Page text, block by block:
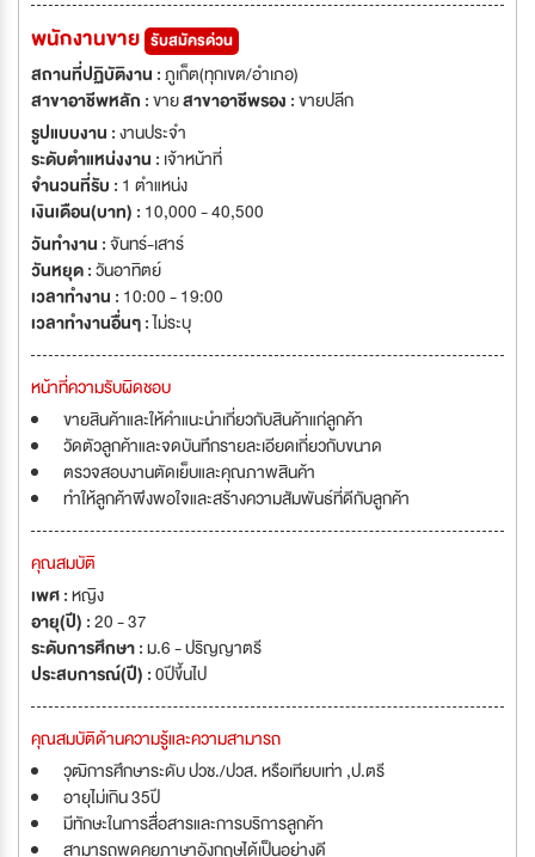
พนักงานขาย รับสมัครด่วน
สถานที่ปฏิบัติงาน :ภูเก็ต(ทุกเขต/อำเภอ)
สาขาอาชีพหลัก :ขายสาขาอาชีพรอง :ขายปลีก
รูปแบบงาน :งานประจำ
ระดับตำแหน่งงาน : เจ้าหน้าที่
จำนวนที่รับ : 1 ตำแหน่ง
เงินเดือน(บาท) : 10,000 - 40,500
วันทำงาน :จันทร์-เสาร์
วันหยุด :วันอาทิตย์
เวลาทำงาน : 10:00 - 19:00
เวลาทำงานอื่นๆ :ไม่ระบุ
หน้าที่ความรับผิดชอบ
ขายสินค้าและให้คำแนะนำเกี่ยวกับสินค้าแก่ลูกค้า
วัดตัวลูกค้าและจดบันทึกรายละเอียดเกี่ยวกับขนาด
ตรวจสอบงานตัดเย็บและคุณภาพสินค้า
ทำให้ลูกค้าพึงพอใจและสร้างความสัมพันธ์ที่ดีกับลูกค้า
คุณสมบัติ
เพศ :หญิง
อายุ(ปี) :20 - 37
ระดับการศึกษา :ม.6 - ปริญญาตรี
ประสบการณ์(ปี) :0ปีขึ้นไป
คุณสมบัติด้านความรู้และความสามารถ
วุฒิการศึกษาระดับ ปวช./ปวส. หรือเทียบเท่า ,ป.ตรี
อายุไม่เกิน 35ปี
มีทักษะในการสื่อสารและการบริการลูกค้า
สามารถพูดคุยภาษาอังกฤษได้เป็นอย่างดี